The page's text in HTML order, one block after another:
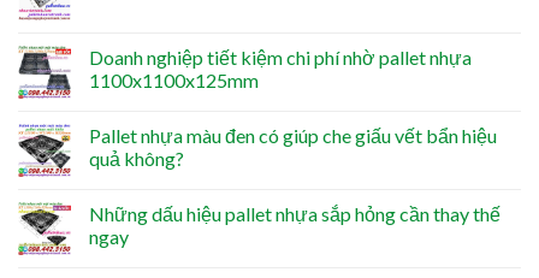
Doanh nghiệp tiết kiệm chi phí nhờ pallet nhựa
1100x1100x125mm
Pallet nhựa màu đen có giúp che giấu vết bẩn hiệu
quả không?
Những dấu hiệu pallet nhựa sắp hỏng cần thay thế
ngay